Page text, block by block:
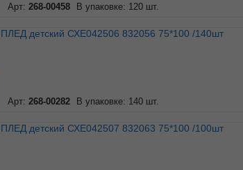
Арт: 268-00458 В упаковке: 120 шт.
ПЛЕД детский СХЕ042506 832056 75*100 /140шт
Арт: 268-00282 В упаковке: 140 шт.
ПЛЕД детский СХЕ042507 832063 75*100 /100шт